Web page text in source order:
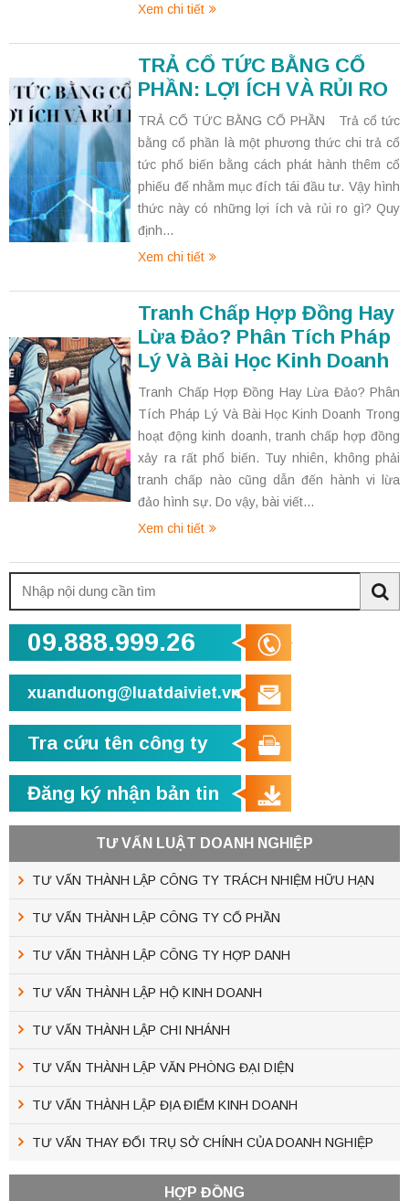
Xem chi tiết
TRẢ CỔ TỨC BẰNG CỔ
PHẦN: LỢI ÍCH VÀ RỦI RO
TRẢ CỔ TỨC BẰNG CỔ PHẦN Trả cổ tức
bằng cổ phần là một phương thức chi trả cổ
tức phổ biến bằng cách phát hành thêm cổ
phiếu để nhằm mục đích tái đầu tư. Vậy hình
thức này có những lợi ích và rủi ro gì? Quy
định...
Xem chi tiết
Tranh Chấp Hợp Đồng Hay
Lừa Đảo? Phân Tích Pháp
Lý Và Bài Học Kinh Doanh
Tranh Chấp Hợp Đồng Hay Lừa Đảo? Phân
Tích Pháp Lý Và Bài Học Kinh Doanh Trong
hoạt động kinh doanh, tranh chấp hợp đồng
xảy ra rất phổ biến. Tuy nhiên, không phải
tranh chấp nào cũng dẫn đến hành vi lừa
đảo hình sự. Do vậy, bài viết...
Xem chi tiết
kiếm:
09.888.999.26
xuanduong@luatdaiviet.vn
Tra cứu tên công ty
Đăng ký nhận bản tin
TƯ VẤN LUẬT DOANH NGHIỆP
TƯ VẤN THÀNH LẬP CÔNG TY TRÁCH NHIỆM HỮU HẠN
TƯ VẤN THÀNH LẬP CÔNG TY CỔ PHẦN
TƯ VẤN THÀNH LẬP CÔNG TY HỢP DANH
TƯ VẤN THÀNH LẬP HỘ KINH DOANH
TƯ VẤN THÀNH LẬP CHI NHÁNH
TƯ VẤN THÀNH LẬP VĂN PHÒNG ĐẠI DIỆN
TƯ VẤN THÀNH LẬP ĐỊA ĐIỂM KINH DOANH
TƯ VẤN THAY ĐỔI TRỤ SỞ CHÍNH CỦA DOANH NGHIỆP
HỢP ĐỒNG